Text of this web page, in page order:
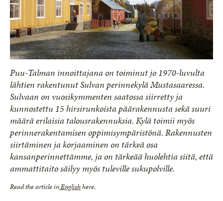
Puu-Talman innoittajana on toiminut jo 1970-luvulta
lähtien rakentunut Sulvan perinnekylä Mustasaaressa.
Sulvaan on vuosikymmenten saatossa siirretty ja
kunnostettu 15 hirsirunkoista päärakennusta sekä suuri
määrä erilaisia talousrakennuksia. Kylä toimii myös
perinnerakentamisen oppimisympäristönä. Rakennusten
siirtäminen ja korjaaminen on tärkeä osa
kansanperinnettämme, ja on tärkeää huolehtia siitä, että
ammattitaito säilyy myös tuleville sukupolville.
Read the article inEnglishhere.